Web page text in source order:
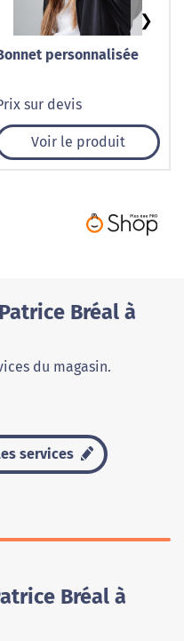
personnalisée
sur devis
Voir le produit
❯
Bréal à
du magasin.
services
Bréal à